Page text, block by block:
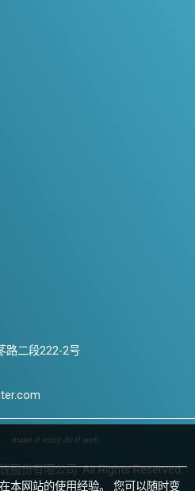
本网站的使用经验。 您可以随时变
路二段222-2号
make it easy do it well
股份有限公司. All Rights Reserved.